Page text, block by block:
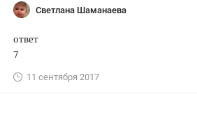
Светлана Шаманаева
ответ
7
11 сентября 2017